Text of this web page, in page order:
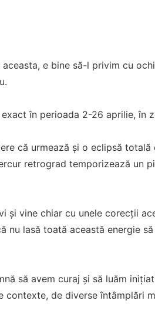
e bine să-l privim cu
în perioada 2-26 aprilie, în
că urmează şi o eclipsă totală
retrograd temporizează un
şi vine chiar cu unele corecţii
nu lasă toată această energie
să avem curaj și să luăm
contexte, de diverse întâmplări